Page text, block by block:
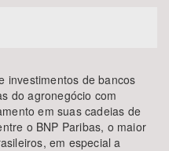
investimentos de bancos
do agronegócio com
em suas cadeias de
o BNP Paribas, o maior
em especial a